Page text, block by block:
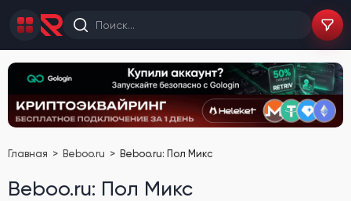
Главная Beboo.ru Beboo.ru: Пол Микс
Beboo.ru: Пол Микс